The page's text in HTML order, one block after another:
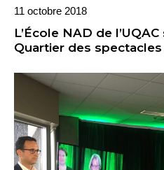
11 octobre 2018
L’École NAD de
Quartier des